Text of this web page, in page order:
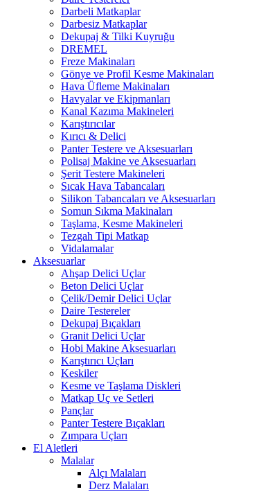
Darbeli Matkaplar
Darbesiz Matkaplar
Dekupaj & Tilki Kuyruğu
DREMEL
Freze Makinaları
Gönye ve Profil Kesme Makinaları
Hava Üfleme Makinaları
Havyalar ve Ekipmanları
Kanal Kazıma Makineleri
Karıştırıcılar
Kırıcı & Delici
Panter Testere ve Aksesuarları
Polisaj Makine ve Aksesuarları
Şerit Testere Makineleri
Sıcak Hava Tabancaları
Silikon Tabancaları ve Aksesuarları
Somun Sıkma Makinaları
Taşlama, Kesme Makineleri
Tezgah Tipi Matkap
Vidalamalar
Aksesuarlar
Ahşap Delici Uçlar
Beton Delici Uçlar
Çelik/Demir Delici Uçlar
Daire Testereler
Dekupaj Bıçakları
Granit Delici Uçlar
Hobi Makine Aksesuarları
Karıştırıcı Uçları
Keskiler
Kesme ve Taşlama Diskleri
Matkap Uç ve Setleri
Pançlar
Panter Testere Bıçakları
Zımpara Uçları
El Aletleri
Malalar
Alçı Malaları
Derz Malaları